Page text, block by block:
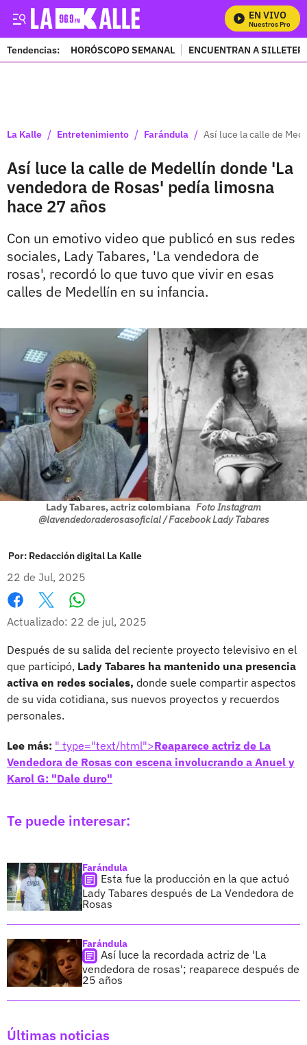
EN VIVO
Mira Todos Nuestros
Tendencias: HORÓSCOPO SEMANAL ENCUENTRAN A
La Kalle / Entretenimiento / Farándula / Así luce la calle de
Así luce la calle de Medellín donde 'La
vendedora de Rosas' pedía limosna
hace 27 años
Con un emotivo video que publicó en sus redes
sociales, Lady Tabares, 'La vendedora de
rosas', recordó lo que tuvo que vivir en esas
calles de Medellín en su infancia.
Lady Tabares, actriz colombiana Foto Instagram
@lavendedoraderosasoficial / Facebook Lady Tabares
Por: Redacción digital La Kalle
22 de Jul, 2025
Facebook
X
Actualizado: 22 de jul, 2025
Después de su salida del reciente proyecto televisivo en el
que participó, Lady Tabares ha mantenido una presencia
activa en redes sociales, donde suele compartir aspectos
de su vida cotidiana, sus nuevos proyectos y recuerdos
personales.
Lee más: " type="text/html">Reaparece actriz de La
Vendedora de Rosas con escena involucrando a Anuel y
Karol G: "Dale duro"
Te puede interesar:
Farándula
Esta fue la producción en la que actuó
Lady Tabares después de La Vendedora de
Rosas
Farándula
Así luce la recordada actriz de 'La
vendedora de rosas'; reaparece después de
25 años
Últimas noticias